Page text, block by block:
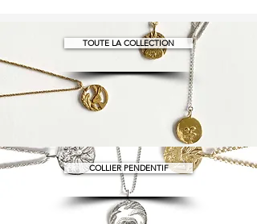
TOUTE LA COLLECTION
COLLIER PENDENTIF